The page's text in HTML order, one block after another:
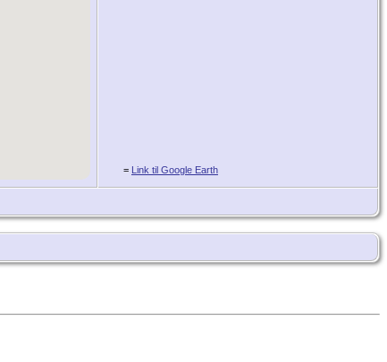
= Link til Google Earth